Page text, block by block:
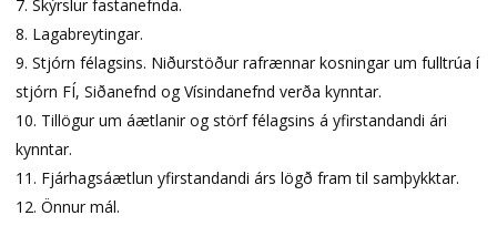
7. Skýrslur fastanefnda.
8. Lagabreytingar.
9. Stjórn félagsins. Niðurstöður rafrænnar kosningar um fulltrúa í
stjórn FÍ, Siðanefnd og Vísindanefnd verða kynntar.
10. Tillögur um áætlanir og störf félagsins á yfirstandandi ári
kynntar.
11. Fjárhagsáætlun yfirstandandi árs lögð fram til samþykktar.
12. Önnur mál.